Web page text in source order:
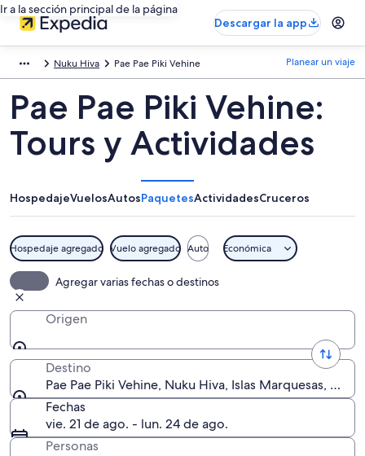
Ir a la sección principal de la página
Descargar la app
Nuku Hiva Pae Pae Piki Vehine Planear un viaje
Pae Pae Piki Vehine:
Tours y Actividades
HospedajeVuelosAutosPaquetesActividadesCruceros
Hospedaje agregado Vuelo agregado Auto Económica
Agregar varias fechas o destinos
Origen
Destino
Pae Pae Piki Vehine, Nuku Hiva, Islas Marquesas,
Fechas
vie. 21 de ago. - lun. 24 de ago.
Personas